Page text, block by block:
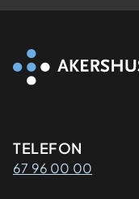
TELEFON
67 96 00 00